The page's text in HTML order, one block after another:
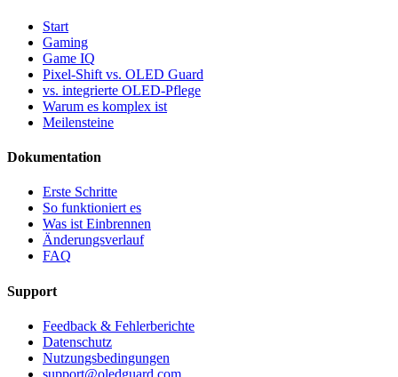
Start
Gaming
Game IQ
Pixel-Shift vs. OLED Guard
vs. integrierte OLED-Pflege
Warum es komplex ist
Meilensteine
Dokumentation
Erste Schritte
So funktioniert es
Was ist Einbrennen
Änderungsverlauf
FAQ
Support
Feedback & Fehlerberichte
Datenschutz
Nutzungsbedingungen
support@oledguard.com